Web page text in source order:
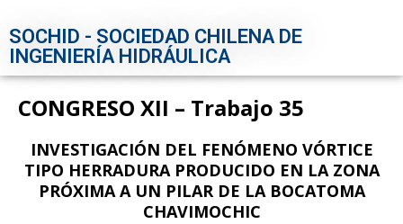
SOCHID - SOCIEDAD CHILENA DE
INGENIERÍA HIDRÁULICA
CONGRESO XII – Trabajo 35
INVESTIGACIÓN DEL FENÓMENO VÓRTICE
TIPO HERRADURA PRODUCIDO EN LA ZONA
PRÓXIMA A UN PILAR DE LA BOCATOMA
CHAVIMOCHIC